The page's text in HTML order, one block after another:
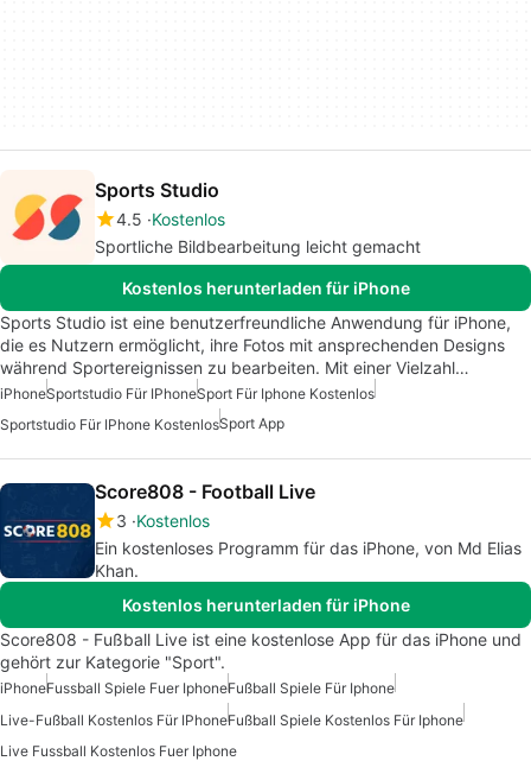
Sports Studio
4.5 Kostenlos
Sportliche Bildbearbeitung leicht gemacht
Kostenlos herunterladen für iPhone
Sports Studio ist eine benutzerfreundliche Anwendung für iPhone,
die es Nutzern ermöglicht, ihre Fotos mit ansprechenden Designs
während Sportereignissen zu bearbeiten. Mit einer Vielzahl…
iPhoneSportstudio Für IPhoneSport Für Iphone Kostenlos
Sportstudio Für IPhone KostenlosSport App
Score808 - Football Live
3 Kostenlos
Ein kostenloses Programm für das iPhone, von Md Elias
Khan.
Kostenlos herunterladen für iPhone
Score808 - Fußball Live ist eine kostenlose App für das iPhone und
gehört zur Kategorie "Sport".
iPhoneFussball Spiele Fuer IphoneFußball Spiele Für Iphone
Live-Fußball Kostenlos Für IPhoneFußball Spiele Kostenlos Für Iphone
Live Fussball Kostenlos Fuer Iphone